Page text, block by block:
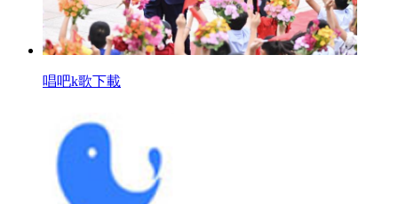
唱吧k歌下載